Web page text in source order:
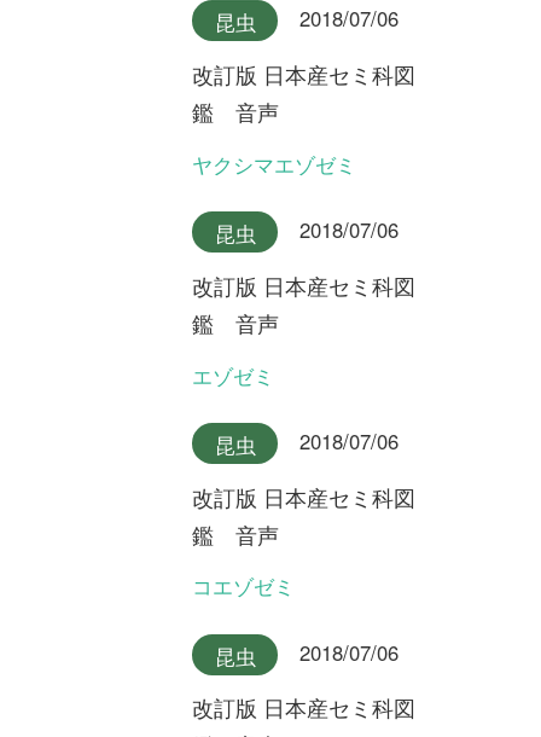
植物 FREE 2025/10/07
永田芳男さんの日本全
国花行脚
第22回 謎の新種オオミヤマ
植物 FREE 2025/09/17
永田芳男さんの日本全
国花行脚
第21回 岩壁に咲く固有変
種・ゲイビゼキショウ
植物 FREE 2024/08/06
永田芳男さんの日本全
国花行脚
第20回 原生林にオオバシシ
ランを探して ～鹿児島県屋
久島～